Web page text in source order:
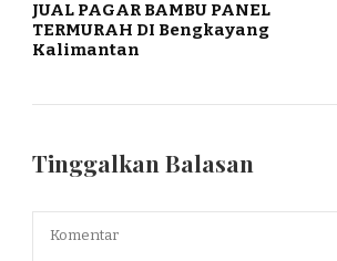
JUAL PAGAR BAMBU PANEL
TERMURAH DI Bengkayang
Kalimantan
Tinggalkan Balasan